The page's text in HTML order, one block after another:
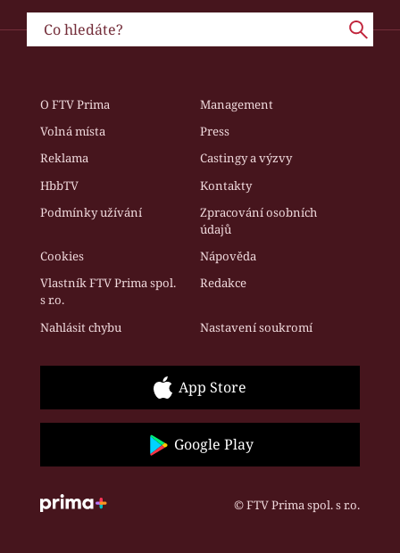
O FTV Prima
Management
Volná místa
Press
Reklama
Castingy a výzvy
HbbTV
Kontakty
Podmínky užívání
Zpracování osobních
údajů
Cookies
Nápověda
Vlastník FTV Prima spol.
s r.o.
Redakce
Nahlásit chybu Nastavení soukromí
App Store
Google Play
© FTV Prima spol. s r.o.